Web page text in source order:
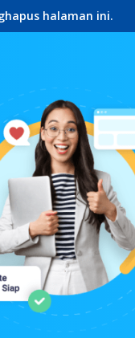
halaman ini.